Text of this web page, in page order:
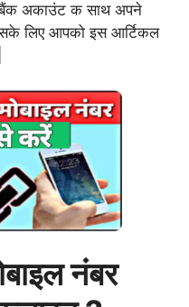
बैंक अकाउंट क साथ अपने
लिए आपको इस आर्टिकल
नंबर